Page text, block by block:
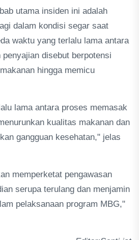
utama insiden ini adalah
dalam kondisi segar saat
waktu yang terlalu lama antara
disebut berpotensi
hingga memicu
lama antara proses memasak
kualitas makanan dan
gangguan kesehatan," jelas
memperketat pengawasan
serupa terulang dan menjamin
pelaksanaan program MBG,"